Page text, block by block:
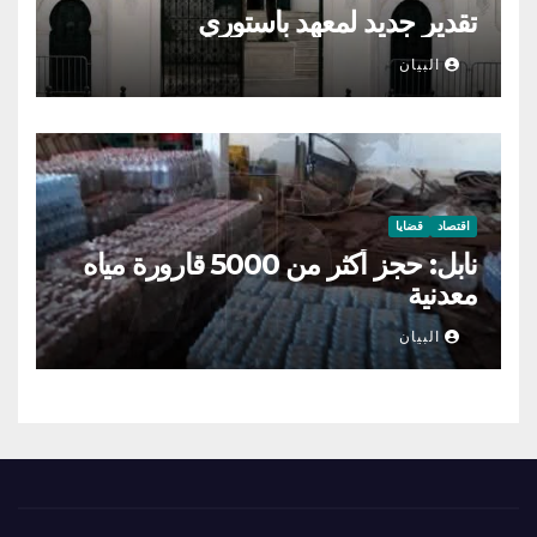
تقدير جديد لمعهد باستوري
البيان
اقتصاد قضايا
نابل: حجز أكثر من 5000 قارورة مياه
معدنية
البيان